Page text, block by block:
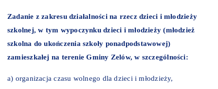
Zadanie z zakresu działalności na rzecz dzieci i młodzieży
szkolnej, w tym wypoczynku dzieci i młodzieży (młodzież
szkolna do ukończenia szkoły ponadpodstawowej)
zamieszkałej na terenie Gminy Zelów, w szczególności:
a) organizacja czasu wolnego dla dzieci i młodzieży,